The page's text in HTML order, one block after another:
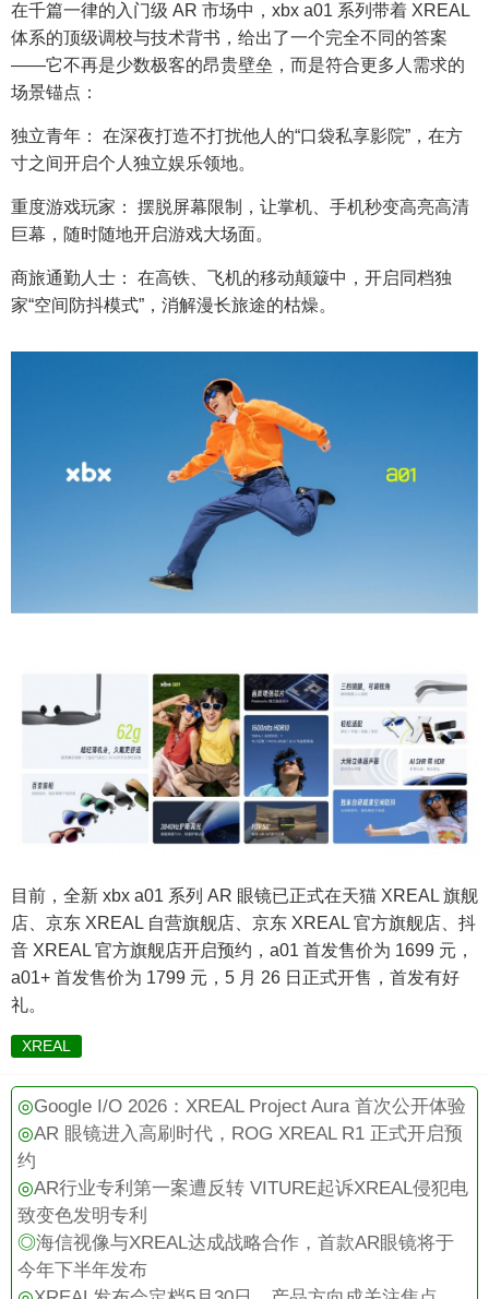
在千篇一律的入门级 AR 市场中，xbx a01 系列带着 XREAL
体系的顶级调校与技术背书，给出了一个完全不同的答案
——它不再是少数极客的昂贵壁垒，而是符合更多人需求的
场景锚点：
独立青年： 在深夜打造不打扰他人的“口袋私享影院”，在方
寸之间开启个人独立娱乐领地。
重度游戏玩家： 摆脱屏幕限制，让掌机、手机秒变高亮高清
巨幕，随时随地开启游戏大场面。
商旅通勤人士： 在高铁、飞机的移动颠簸中，开启同档独
家“空间防抖模式”，消解漫长旅途的枯燥。
目前，全新 xbx a01 系列 AR 眼镜已正式在天猫 XREAL 旗舰
店、京东 XREAL 自营旗舰店、京东 XREAL 官方旗舰店、抖
音 XREAL 官方旗舰店开启预约，a01 首发售价为 1699 元，
a01+ 首发售价为 1799 元，5 月 26 日正式开售，首发有好
礼。
XREAL
◎Google I/O 2026：XREAL Project Aura 首次公开体验
◎AR 眼镜进入高刷时代，ROG XREAL R1 正式开启预
约
◎AR行业专利第一案遭反转 VITURE起诉XREAL侵犯电
致变色发明专利
◎海信视像与XREAL达成战略合作，首款AR眼镜将于
今年下半年发布